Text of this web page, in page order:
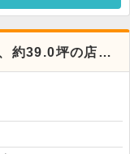
約39.0坪の店舗